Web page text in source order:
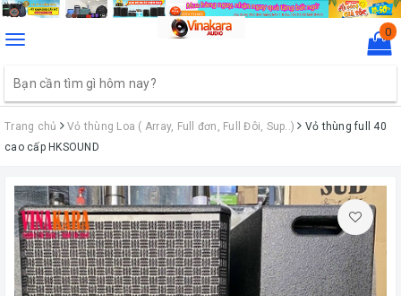
Toggle
0
Trang chủ Vỏ thùng Loa ( Array, Full đơn, Full Đôi, Sup..)
Vỏ thùng full 40
cao cấp HKSOUND